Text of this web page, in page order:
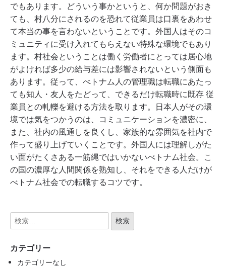
でもあります。どういう事かというと、何か問題がおき
ても、村八分にされるのを恐れて従業員は口裏をあわせ
て本当の事を言わないということです。 外国人はそのコ
ミュニティに受け入れてもらえない特殊な環境でもあり
ます。村社会ということは働く労働者にとっては居心地
がよければ多少の給与差には影響されないという側面も
あります。従って、べトナム人の管理職は転職にあたっ
ても知人・友人をたどって、できるだけ転職時に既存 従
業員との軋轢を避ける方法を取ります。日本人がその環
境では気をつかうのは、コミュニケーションを濃密に、
また、社内の風通しを良くし、家族的な雰囲気を社内で
作って盛り上げていくことです。外国人には理解しがた
い面がたくさある一筋縄ではいかないべトナム社会。こ
の国の濃厚な人間関係を熟知し、それをできる人だけが
べトナム社会での転職するコツです。
カテゴリー
カテゴリーなし